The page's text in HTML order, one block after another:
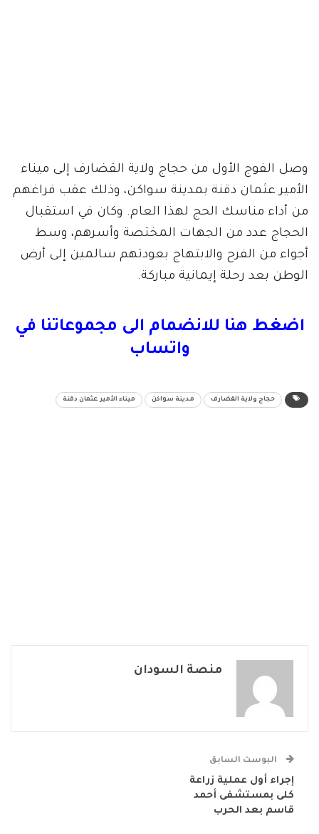
وصل الفوج الأول من حجاج ولاية القضارف إلى ميناء
الأمير عثمان دقنة بمدينة سواكن، وذلك عقب فراغهم
من أداء مناسك الحج لهذا العام. وكان في استقبال
الحجاج عدد من الجهات المختصة وأسرهم، وسط
أجواء من الفرح والابتهاج بعودتهم سالمين إلى أرض
الوطن بعد رحلة إيمانية مباركة.
اضغط هنا للانضمام الى مجموعاتنا في
واتساب
حجاج ولاية القضارف مدينة سواكن ميناء الأمير عثمان دقنة
منصة السودان
البوست السابق
إجراء أول عملية زراعة
كلى بمستشفى أحمد
قاسم بعد الحرب